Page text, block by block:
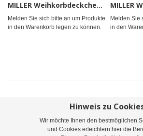
MILLER Weihkorbdeckchen, gekettelt 53x53cm
Melden Sie sich bitte an um Produkte
in den Warenkorb legen zu können.
Melden Sie
in den
Sitemap Suchbegriffe
Hinweis zu
Wir möchte Ihnen den bestmöglichen
und Cookies erleichtern hier die